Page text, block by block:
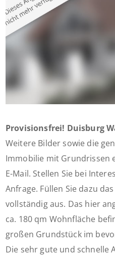
Provisionsfrei! Duisburg
Weitere Bilder sowie die
Immobilie mit Grundrissen
E-Mail. Stellen Sie bei
Anfrage. Füllen Sie dazu
vollständig aus. Das hier
ca. 180 qm Wohnfläche
großen Grundstück im
Die sehr gute und schnelle